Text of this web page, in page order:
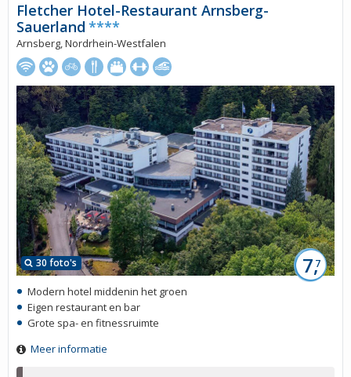
30 foto's 7,7
Fletcher Hotel-Restaurant Arnsberg-
Sauerland ****
Arnsberg, Nordrhein-Westfalen
Modern hotel middenin het groen
Eigen restaurant en bar
Grote spa- en fitnessruimte
Meer informatie